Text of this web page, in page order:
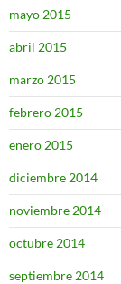
mayo 2015
abril 2015
marzo 2015
febrero 2015
enero 2015
diciembre 2014
noviembre 2014
octubre 2014
septiembre 2014